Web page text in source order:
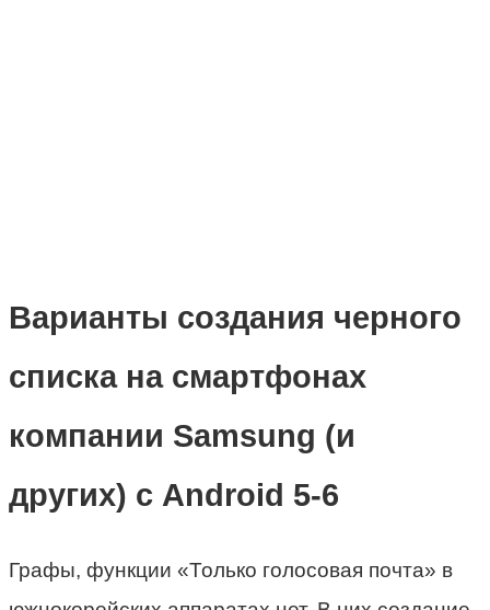
Варианты создания черного
списка на смартфонах
компании Samsung (и
других) с Android 5-6
Графы, функции «Только голосовая почта» в